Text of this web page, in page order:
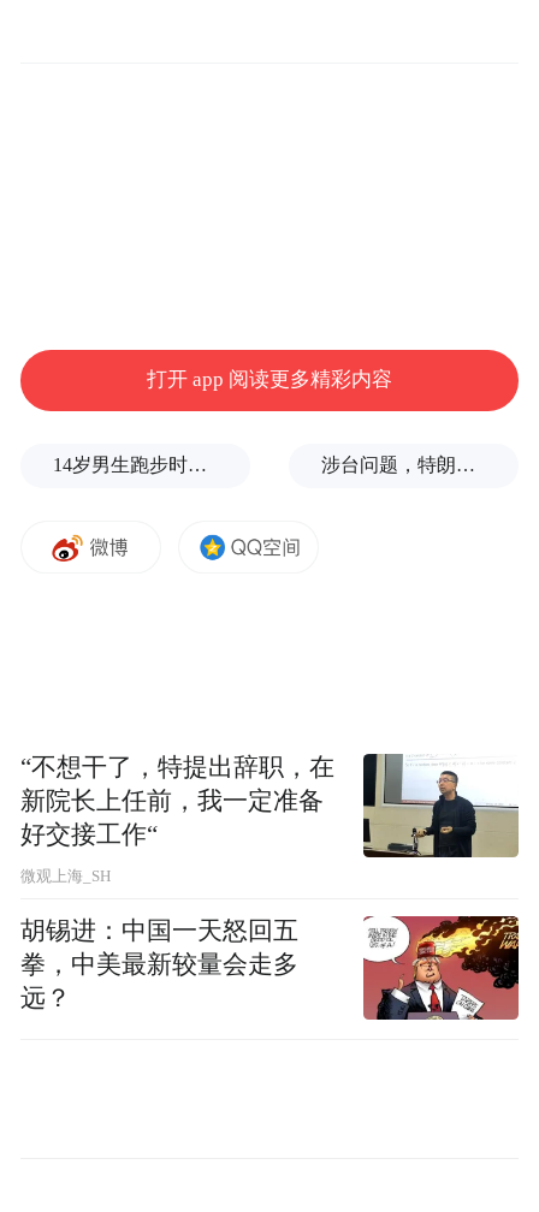
32路：调整后沿北园大街向东、三孔桥街向
南、新菜市向南、济安街向南至顺河街向南
恢复原线，撤销制革街、成丰桥（路西）、
纬一站点，增设北园大街东工商河路、三孔
向西至纬二路向南恢复原线，增设义合街、
明湖西路茂新街站点。
58路：调整后由济南西站公交枢纽开往天桥
南，沿齐州路、莱芜路、腊山河东路、经十
路、潍坊路、经六路、纬十二路、经四路、
纬二路至经一路路口调头返回，撤销育华中
打开 app 阅读更多精彩内容
14岁男生跑步时心脏骤停，后被鉴定为“器质性痴呆”，家属质疑校方失责 涉台问题，特朗普的教训还没吃够
“不想干了，特提出辞职，在
新院长上任前，我一定准备
好交接工作“
微观上海_SH
胡锡进：中国一天怒回五
拳，中美最新较量会走多
远？